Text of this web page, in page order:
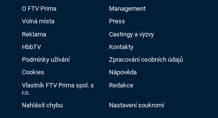
O FTV Prima
Management
Volná místa
Press
Reklama
Castingy a výzvy
HbbTV
Kontakty
Podmínky užívání
Zpracování osobních údajů
Cookies
Nápověda
Vlastník FTV Prima spol. s
r.o.
Redakce
Nahlásit chybu Nastavení soukromí